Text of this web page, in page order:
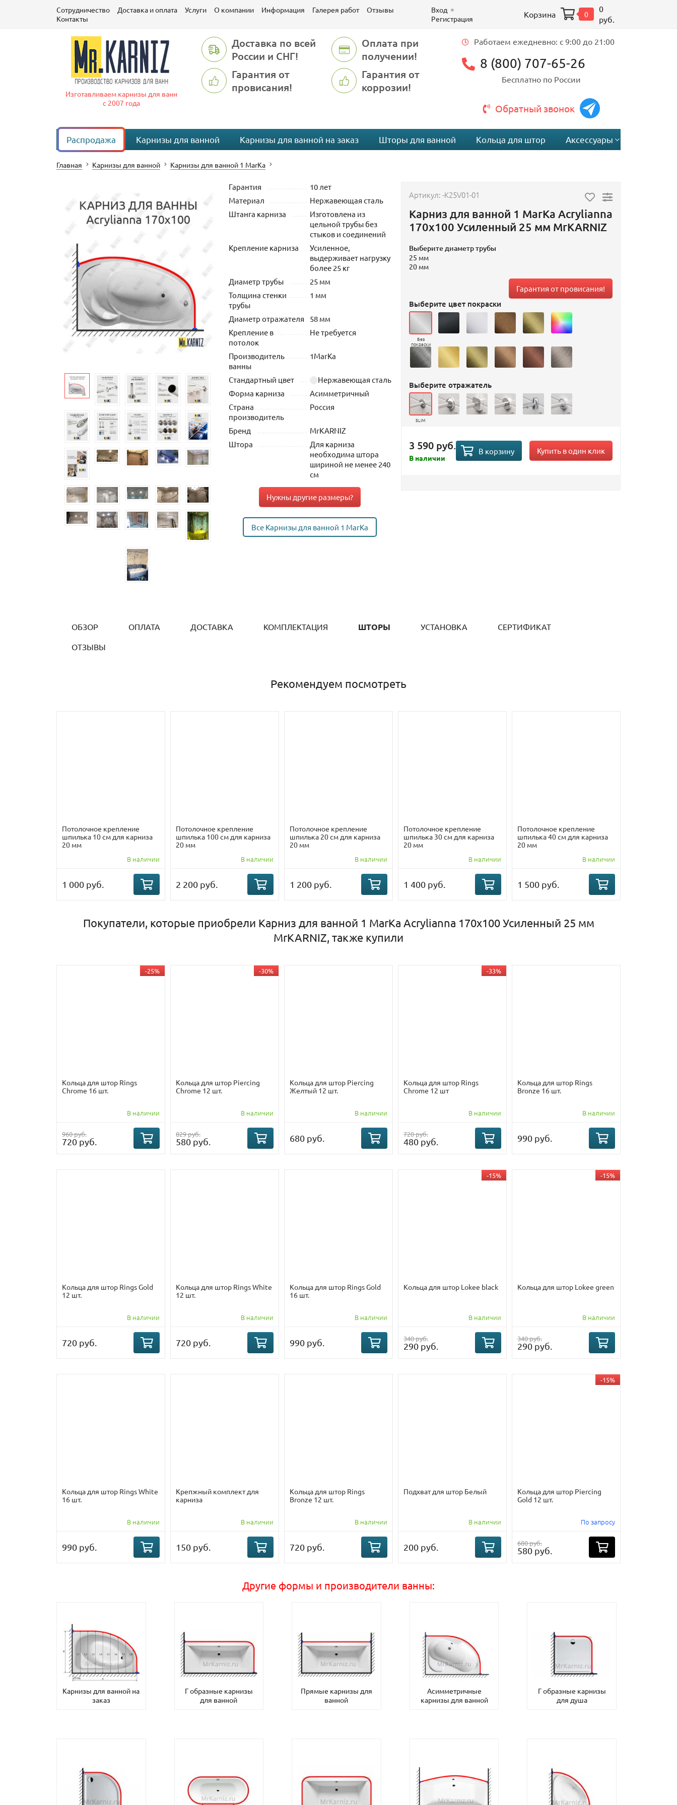
Сотрудничество Доставка и оплата Услуги О компании Информация Галерея работ
Отзывы
Контакты
Вход
Регистрация
Корзина 0
0
руб.
Изготавливаем карнизы для ванн
с 2007 года
Доставка по всей
России и СНГ!
Оплата при
получении!
Гарантия от
провисания!
Гарантия от
коррозии!
Работаем ежедневно: c 9:00 до 21:00
8 (800) 707-65-26
Бесплатно по России
Обратный звонок
Распродажа Карнизы для ванной Карнизы для ванной на заказ Шторы для ванной Кольца для штор Аксессуары
Главная Карнизы для ванной Карнизы для ванной 1 MarKa
Гарантия
10 лет
Материал
Нержавеющая сталь
Штанга карниза
Изготовлена из
цельной трубы без
стыков и соединений
Крепление карниза
Усиленное,
выдерживает нагрузку
более 25 кг
Диаметр трубы
25 мм
Толщина стенки
трубы
1 мм
Диаметр отражателя
58 мм
Крепление в
потолок
Не требуется
Производитель
ванны
1MarKa
Стандартный цвет
Нержавеющая сталь
Форма карниза
Асимметричный
Страна
производитель
Россия
Бренд
MrKARNIZ
Штора
Для карниза
необходима штора
шириной не менее 240
см
Нужны другие размеры?
Все Карнизы для ванной 1 MarKa
Артикул:-K25V01-01
Карниз для ванной 1 MarKa Acrylianna
170х100 Усиленный 25 мм MrKARNIZ
Выберите диаметр трубы
25 мм
20 мм
Гарантия от провисания!
Выберите цвет покраски
Без
покраски
Выберите отражатель
SLIM
3 590 руб.
В наличии
В корзину Купить в один клик
ОБЗОР ОПЛАТА ДОСТАВКА КОМПЛЕКТАЦИЯ ШТОРЫ УСТАНОВКА
СЕРТИФИКАТ
ОТЗЫВЫ
Рекомендуем посмотреть
Потолочное крепление
шпилька 10 см для карниза
20 мм
В наличии
1 000 руб.
Потолочное крепление
шпилька 100 см для карниза
20 мм
В наличии
2 200 руб.
Потолочное крепление
шпилька 20 см для карниза
20 мм
В наличии
1 200 руб.
Потолочное крепление
шпилька 30 см для карниза
20 мм
В наличии
1 400 руб.
Потолочное крепление
шпилька 40 см для карниза
20 мм
В наличии
1 500 руб.
Покупатели, которые приобрели Карниз для ванной 1 MarKa Acrylianna 170х100 Усиленный 25 мм
MrKARNIZ, также купили
-25%
Кольца для штор Rings
Chrome 16 шт.
В наличии
960 руб.
720 руб.
-30%
Кольца для штор Piercing
Chrome 12 шт.
В наличии
829 руб.
580 руб.
Кольца для штор Piercing
Желтый 12 шт.
В наличии
680 руб.
-33%
Кольца для штор Rings
Chrome 12 шт
В наличии
720 руб.
480 руб.
Кольца для штор Rings
Bronze 16 шт.
В наличии
990 руб.
Кольца для штор Rings Gold
12 шт.
В наличии
720 руб.
Кольца для штор Rings White
12 шт.
В наличии
720 руб.
Кольца для штор Rings Gold
16 шт.
В наличии
990 руб.
-15%
Кольца для штор Lokee black
В наличии
340 руб.
290 руб.
-15%
Кольца для штор Lokee green
В наличии
340 руб.
290 руб.
Кольца для штор Rings White
16 шт.
В наличии
990 руб.
Крепжный комплект для
карниза
В наличии
150 руб.
Кольца для штор Rings
Bronze 12 шт.
В наличии
720 руб.
Подхват для штор Белый
В наличии
200 руб.
-15%
Кольца для штор Piercing
Gold 12 шт.
По запросу
680 руб.
580 руб.
Другие формы и производители ванны:
Карнизы для ванной на
заказ
Г образные карнизы
для ванной
Прямые карнизы для
ванной
Асимметричные
карнизы для ванной
Г образные карнизы
для душа